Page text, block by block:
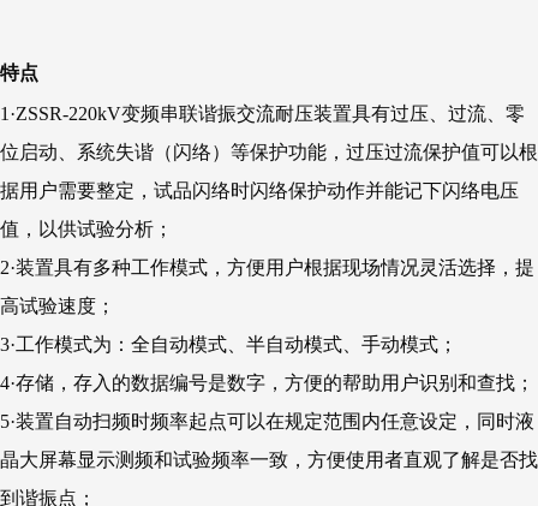
特点
1·ZSSR-220kV变频串联谐振交流耐压装置具有过压、过流、零
位启动、系统失谐（闪络）等保护功能，过压过流保护值可以根
据用户需要整定，试品闪络时闪络保护动作并能记下闪络电压
值，以供试验分析；
2·装置具有多种工作模式，方便用户根据现场情况灵活选择，提
高试验速度；
3·工作模式为：全自动模式、半自动模式、手动模式；
4·存储，存入的数据编号是数字，方便的帮助用户识别和查找；
5·装置自动扫频时频率起点可以在规定范围内任意设定，同时液
晶大屏幕显示测频和试验频率一致，方便使用者直观了解是否找
到谐振点；